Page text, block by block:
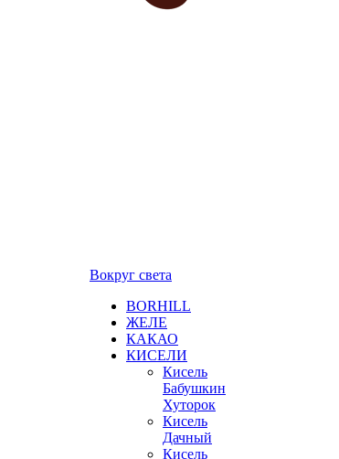
Вокруг света
BORHILL
ЖЕЛЕ
КАКАО
КИСЕЛИ
Кисель
Бабушкин
Хуторок
Кисель
Дачный
Кисель